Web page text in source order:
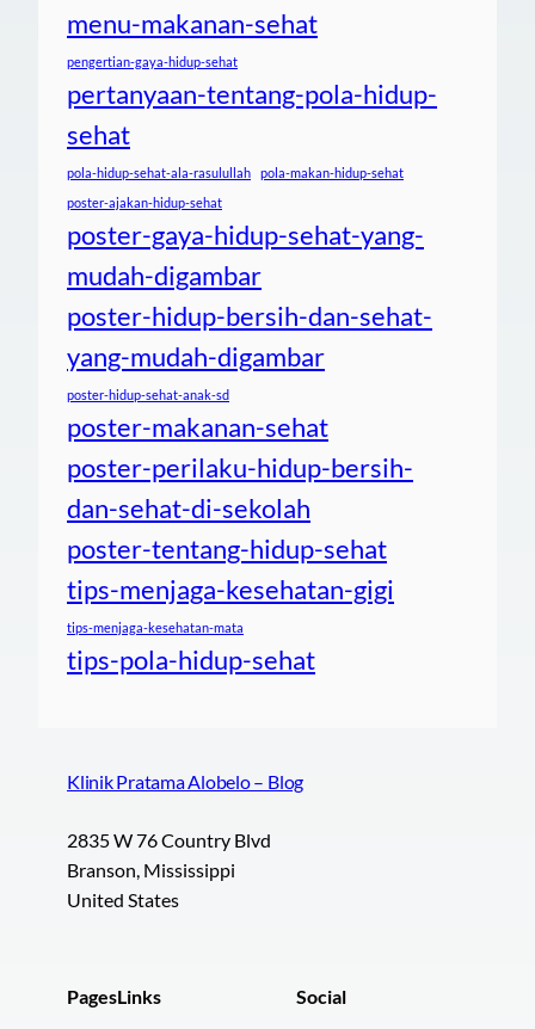
menu-makanan-sehat
pengertian-gaya-hidup-sehat
pertanyaan-tentang-pola-hidup-
sehat
pola-hidup-sehat-ala-rasulullah
pola-makan-hidup-sehat
poster-ajakan-hidup-sehat
poster-gaya-hidup-sehat-yang-
mudah-digambar
poster-hidup-bersih-dan-sehat-
yang-mudah-digambar
poster-hidup-sehat-anak-sd
poster-makanan-sehat
poster-perilaku-hidup-bersih-
dan-sehat-di-sekolah
poster-tentang-hidup-sehat
tips-menjaga-kesehatan-gigi
tips-menjaga-kesehatan-mata
tips-pola-hidup-sehat
Klinik Pratama Alobelo – Blog
2835 W 76 Country Blvd
Branson, Mississippi
United States
PagesLinks Social